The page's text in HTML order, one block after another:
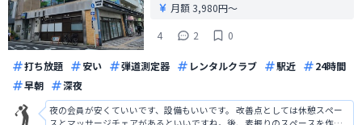
月額 3,980円〜
4
2 0
打ち放題 安い 弾道測定器 レンタルクラブ 駅近
24時間
早朝
深夜
夜の会員が安くていいです、設備もいいです。 改善点としては休憩スペー